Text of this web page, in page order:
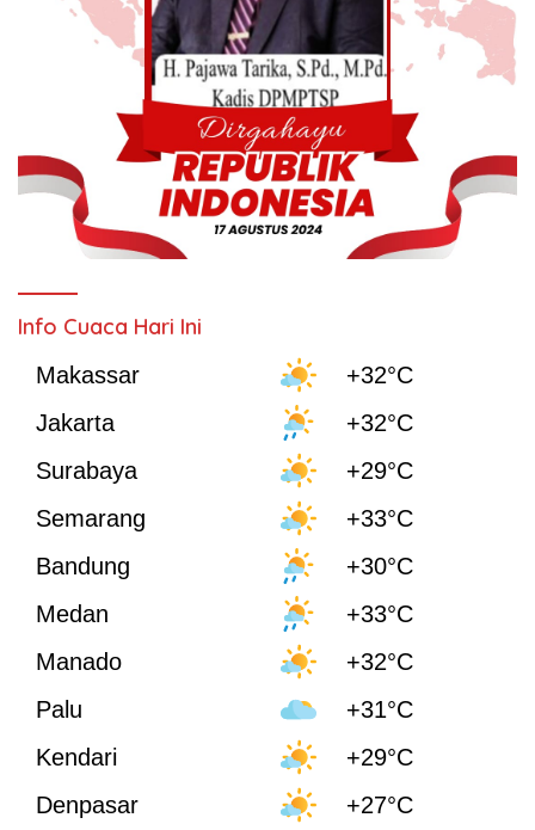
Info Cuaca Hari Ini
Makassar
+32°C
Jakarta
+32°C
Surabaya
+29°C
Semarang
+33°C
Bandung
+30°C
Medan
+33°C
Manado
+32°C
Palu
+31°C
Kendari
+29°C
Denpasar
+27°C